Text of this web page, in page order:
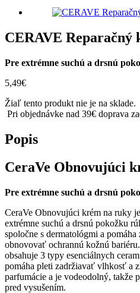
CERAVE Reparačný
Pre extrémne suchú a drsnú
5,49€
Žiaľ tento produkt nie je na sklade.
Pri objednávke nad 39€ doprava
Popis
CeraVe Obnovujúci
Pre extrémne suchú a drsnú
CeraVe Obnovujúci krém na ruky
extrémne suchú a drsnú pokožku
spoločne s dermatológmi a
obnovovať ochrannú kožnú
obsahuje 3 typy esenciálnych
pomáha pleti zadržiavať vlhkosť a
parfumácie a je vodeodolný, takže
pred vysušením.